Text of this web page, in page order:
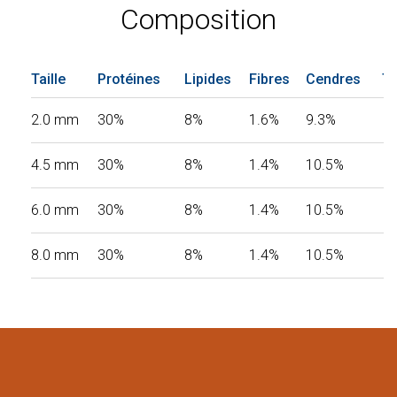
Composition
Taille Protéines Lipides Fibres Cendres
2.0 mm 30% 8% 1.6% 9.3%
4.5 mm 30% 8% 1.4% 10.5%
6.0 mm 30% 8% 1.4% 10.5%
8.0 mm 30% 8% 1.4% 10.5%